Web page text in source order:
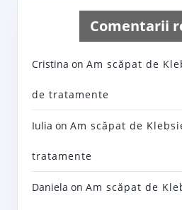
Comentarii
Cristina on Am scăpat de
de tratamente
Iulia on Am scăpat de
tratamente
Daniela on Am scăpat de